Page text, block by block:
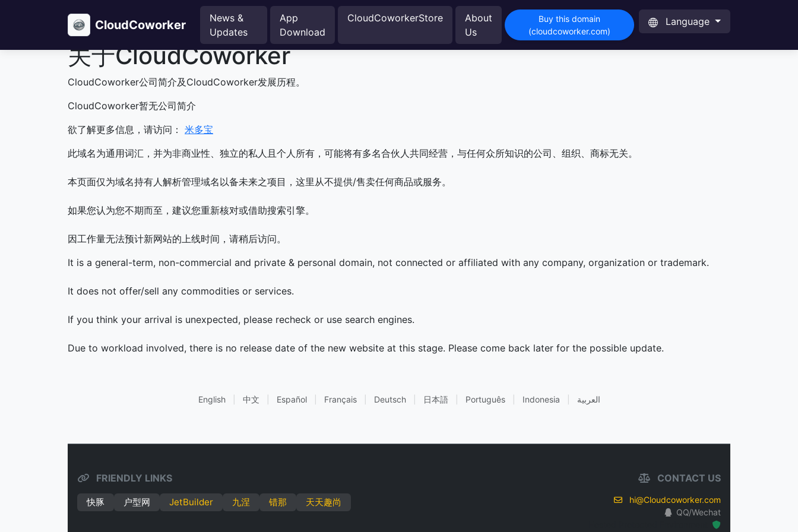
CloudCoworker
News &
Updates
App
Download
CloudCoworkerStore
About
Us
Buy this domain
(cloudcoworker.com)
Language
关于CloudCoworker
CloudCoworker公司简介及CloudCoworker发展历程。
CloudCoworker暂无公司简介
欲了解更多信息，请访问： 米多宝
此域名为通用词汇，并为非商业性、独立的私人且个人所有，可能将有多名合伙人共同经营，与任何众所知识的公司、组织、商标无关。
本页面仅为域名持有人解析管理域名以备未来之项目，这里从不提供/售卖任何商品或服务。
如果您认为您不期而至，建议您重新核对或借助搜索引擎。
因工作量无法预计新网站的上线时间，请稍后访问。
It is a general-term, non-commercial and private & personal domain, not connected or affiliated with any company, organization or trademark.
It does not offer/sell any commodities or services.
If you think your arrival is unexpected, please recheck or use search engines.
Due to workload involved, there is no release date of the new website at this stage. Please come back later for the possible update.
English 中文 Español Français Deutsch 日本語 Português Indonesia العربية
FRIENDLY LINKS
快豚 户型网 JetBuilder 九涅 错那 天天趣尚
CONTACT US
hi@Cloudcoworker.com
QQ/Wechat